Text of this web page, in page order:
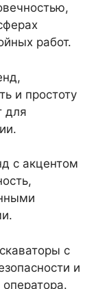
работ.
и простоту
для
с акцентом
с
и